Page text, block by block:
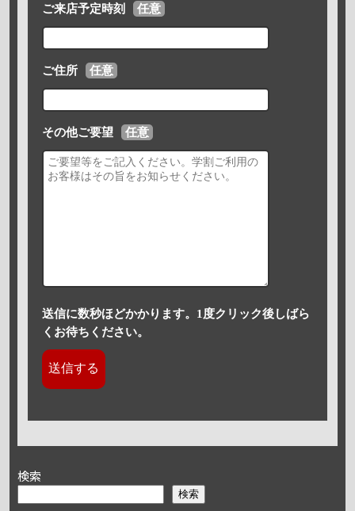
ご来店予定時刻 任意
ご住所 任意
その他ご要望 任意
送信に数秒ほどかかります。1度クリック後しばら
くお待ちください。
検索
検索